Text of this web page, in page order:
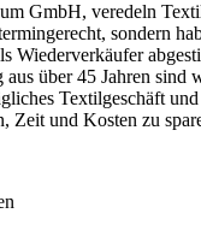
GmbH, veredeln
sondern
Wiederverkäufer
über 45 Jahren sind
Textilgeschäft
Zeit und Kosten zu